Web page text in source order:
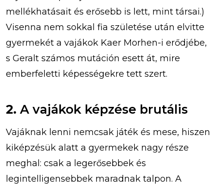
mellékhatásait és erősebb is lett, mint társai.)
Visenna nem sokkal fia születése után elvitte
gyermekét a vajákok Kaer Morhen-i erődjébe,
s Geralt számos mutáción esett át, mire
emberfeletti képességekre tett szert.
2. A vajákok képzése brutális
Vajáknak lenni nemcsak játék és mese, hiszen
kiképzésük alatt a gyermekek nagy része
meghal: csak a legerősebbek és
legintelligensebbek maradnak talpon. A